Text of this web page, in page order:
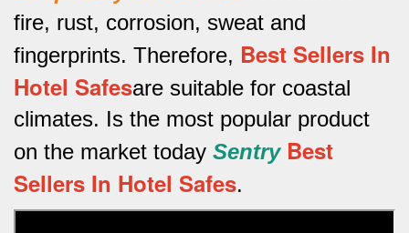
fire, rust, corrosion, sweat and
fingerprints. Therefore, Best Sellers In
Hotel Safesare suitable for coastal
climates. Is the most popular product
on the market today Sentry Best
Sellers In Hotel Safes.